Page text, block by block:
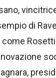
di
come